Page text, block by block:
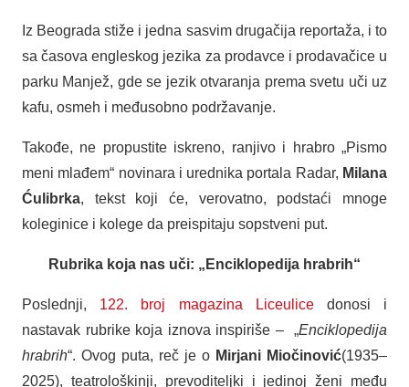
Iz Beograda stiže i jedna sasvim drugačija reportaža, i to
sa časova engleskog jezika za prodavce i prodavačice u
parku Manjež, gde se jezik otvaranja prema svetu uči uz
kafu, osmeh i međusobno podržavanje.
Takođe, ne propustite iskreno, ranjivo i hrabro „Pismo
meni mlađem“ novinara i urednika portala Radar, Milana
Ćulibrka, tekst koji će, verovatno, podstaći mnoge
koleginice i kolege da preispitaju sopstveni put.
Rubrika koja nas uči: „Enciklopedija hrabrih“
Poslednji, 122. broj magazina Liceulicedonosi i
nastavak rubrike koja iznova inspiriše – „Enciklopedija
hrabrih“. Ovog puta, reč je o Mirjani Miočinović(1935–
2025), teatrološkinji, prevoditeljki i jedinoj ženi među